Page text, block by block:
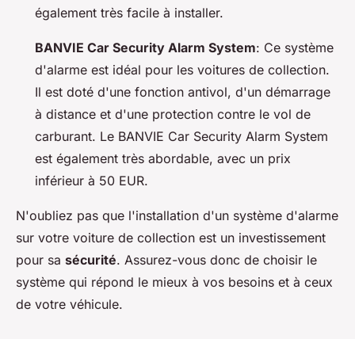
également très facile à installer.
BANVIE Car Security Alarm System: Ce système
d'alarme est idéal pour les voitures de collection.
Il est doté d'une fonction antivol, d'un démarrage
à distance et d'une protection contre le vol de
carburant. Le BANVIE Car Security Alarm System
est également très abordable, avec un prix
inférieur à 50 EUR.
N'oubliez pas que l'installation d'un système d'alarme
sur votre voiture de collection est un investissement
pour sa sécurité. Assurez-vous donc de choisir le
système qui répond le mieux à vos besoins et à ceux
de votre véhicule.